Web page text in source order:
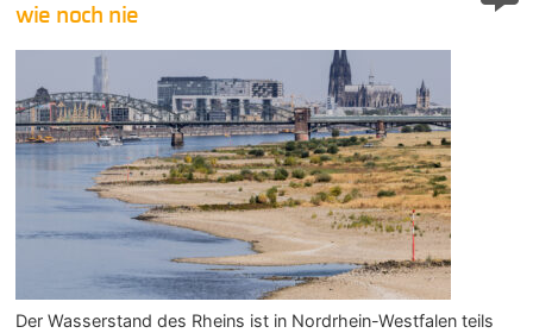
wie noch nie
Der Wasserstand des Rheins ist in Nordrhein-Westfalen teils